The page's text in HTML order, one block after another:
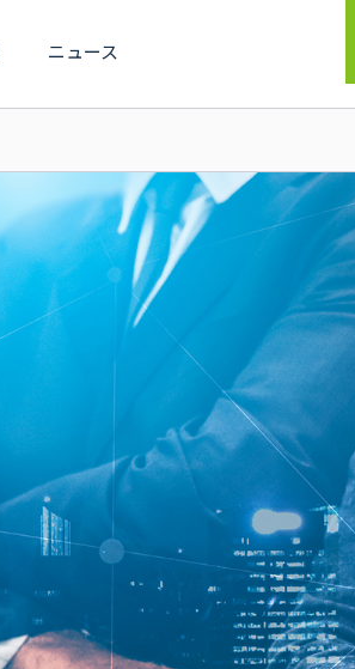
ニュース